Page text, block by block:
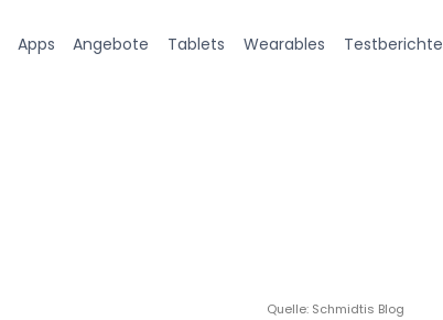
Apps Angebote Tablets Wearables Testberichte
Quelle: Schmidtis Blog